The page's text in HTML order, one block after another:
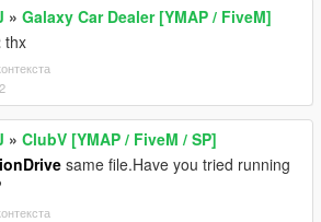
» Galaxy Car Dealer [YMAP / FiveM]
thx
» ClubV [YMAP / FiveM / SP]
same file.Have you tried running